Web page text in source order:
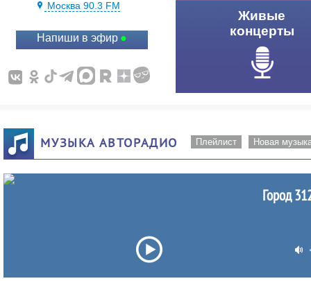
Москва 90.3 FM
Напиши в эфир
Живые
концерты
МУЗЫКА АВТОРАДИО Плейлист Новая
Город